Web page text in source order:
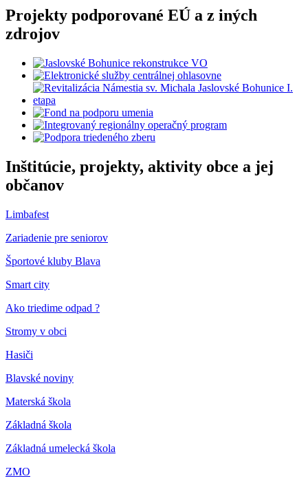
Projekty podporované EÚ a z iných
zdrojov
Inštitúcie, projekty, aktivity obce a jej
občanov
Limbafest
Zariadenie pre seniorov
Športové kluby Blava
Smart city
Ako triedime odpad ?
Stromy v obci
Hasiči
Blavské noviny
Materská škola
Základná škola
Základná umelecká škola
ZMO